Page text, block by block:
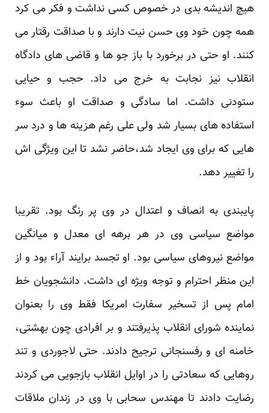
هیچ اندیشه بدی در خصوص کسی نداشت و فکر می کرد
همه چون خود وی حسن نیت دارند و با صداقت رقتار می
کنند. او حتی در برخورد با باز جو ها و قاضی های دادگاه
انقلاب نیز نجابت به خرج می داد. حجب و حیایی
ستودنی داشت. اما سادگی و صداقت او باعث سوء
استفاده های بسیار شد ولی علی رغم هزینه ها و درد سر
هایی که برای وی ایجاد شد،حاضر نشد تا این ویژگی اش
را تغییر دهد.
پایبندی به انصاف و اعتدال در وی پر رنگ بود. تقریبا
مواضع سیاسی وی در هر برهه ای معدل و میانگین
مواضع نیروهای سیاسی بود. او تجسد برایند آراء بود و از
این منظر احترام و توجه ویژه ای داشت. دانشجویان خط
امام پس از تسخیر سفارت امریکا فقط وی را بعنوان
نماینده شورای انقلاب پذیرفتند و بر افرادی چون بهشتی،
خامنه ای و رفسنجانی ترجیح دادند. حتی لاجوردی و تند
روهایی که سعادتی را در اوایل انقلاب بازجویی می کردند
رضایت دادند تا مهندس سحابی با وی در زندان ملاقات